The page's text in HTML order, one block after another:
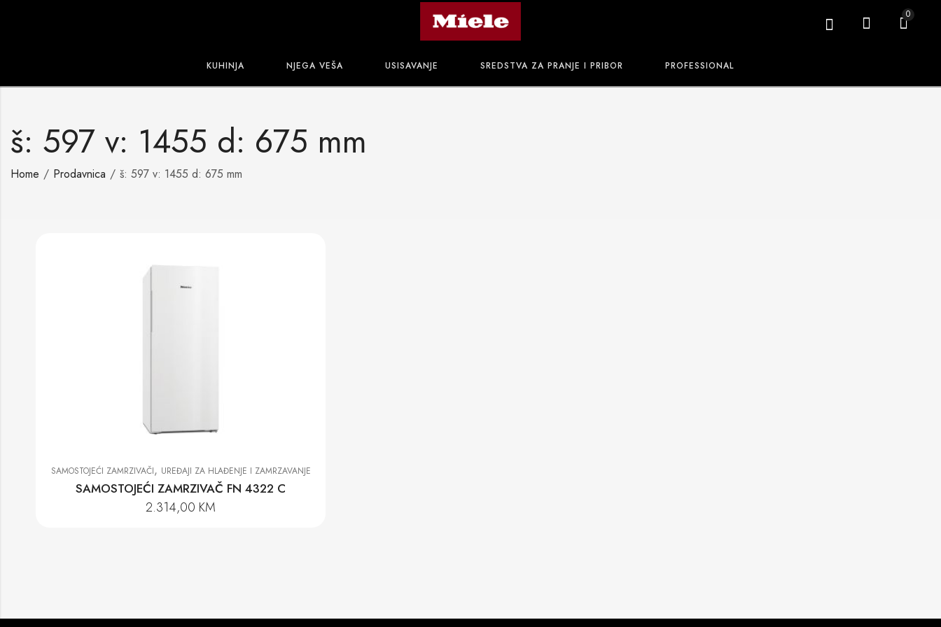
0
KUHINJA NJEGA VEŠA USISAVANJE SREDSTVA ZA PRANJE I PRIBOR PROFESSIONAL
š: 597 v: 1455 d: 675 mm
Home Prodavnica š: 597 v: 1455 d: 675 mm
SAMOSTOJEĆI ZAMRZIVAČI, UREĐAJI ZA HLAĐENJE I ZAMRZAVANJE
SAMOSTOJEĆI ZAMRZIVAČ FN 4322 C
2.314,00 KM